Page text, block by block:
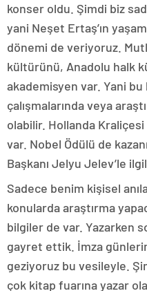
konser oldu. Şimdi biz
yani Neşet Ertaş’ın
dönemi de veriyoruz.
kültürünü, Anadolu halk
akademisyen var. Yani
çalışmalarında veya
olabilir. Hollanda Kraliçesi
var. Nobel Ödülü de
Başkanı Jelyu Jelev’le
Sadece benim kişisel
konularda araştırma
bilgiler de var. Yazarken
gayret ettik. İmza
geziyoruz bu vesileyle.
çok kitap fuarına yazar